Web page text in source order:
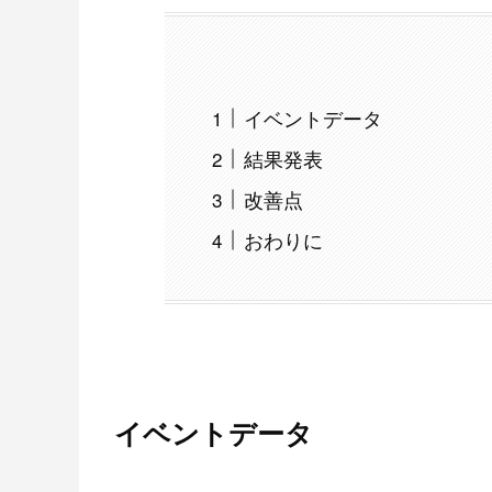
イベントデータ
結果発表
改善点
おわりに
イベントデータ